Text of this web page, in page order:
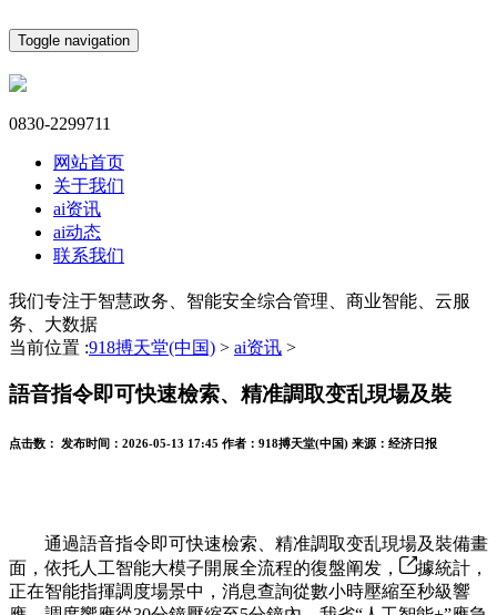
Toggle navigation
0830-2299711
网站首页
关于我们
ai资讯
ai动态
联系我们
我们专注于智慧政务、智能安全综合管理、商业智能、云服
务、大数据
当前位置 :918搏天堂(中国) > ai资讯 >
語音指令即可快速檢索、精准調取变乱現場及裝
点击数： 发布时间： 2026-05-13 17:45 作者： 918搏天堂(中国) 来源： 经济日报
通過語音指令即可快速檢索、精准調取变乱現場及裝備畫
面，依托人工智能大模子開展全流程的復盤阐发，
據統計，
正在智能指揮調度場景中，消息查詢從數小時壓縮至秒級響